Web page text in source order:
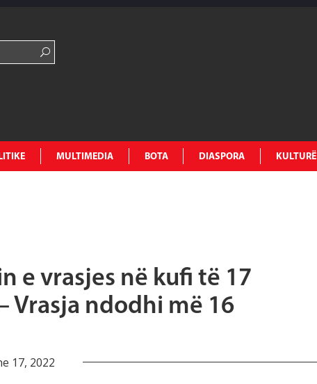
MULTIMEDIA BOTA DIASPORA KULTURË
e vrasjes në kufi të 17
Vrasja ndodhi më 16
17, 2022